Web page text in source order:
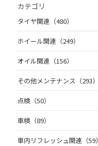
カテゴリ
タイヤ関連（480）
ホイール関連（249）
オイル関連（156）
その他メンテナンス（293）
点検（50）
車検（89）
車内リフレッシュ関連（59）